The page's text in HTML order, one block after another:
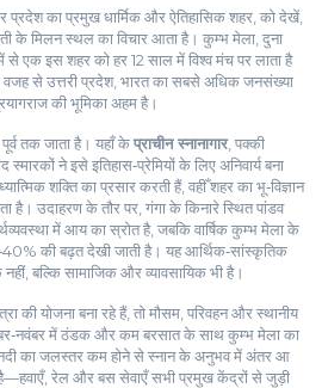
प्रदेश का प्रमुख धार्मिक और ऐतिहासिक शहर , को देखें,
के मिलन स्थलका विचार आता है। कुम्भ मेला दुना
में से एकइस शहर को हर 12 साल में विश्व मंच पर लाता है
वजह सेउत्तरी प्रदेश, भारत का सबसे अधिक जनसंख्या
की भूमिका अहम है।
तक जाता है। यहाँ केप्राचीन स्नानागार, पक्की
स्मारकों ने इसे इतिहास‑प्रेमियों के लिए अनिवार्य बना
शक्ति का प्रसार करती हैं, वहीँ शहर का भू‑विज्ञान
है। उदाहरण के तौर पर, गंगा के किनारे स्थित पांडव
में आय का स्रोत है, जबकि वार्षिक कुम्भ मेला के
की बढ़त देखी जाती है। यह आर्थिक‑सांस्कृतिक
बल्कि सामाजिक और व्यावसायिक भी है।
की योजना बना रहे हैं, तो मौसम, परिवहन और स्थानीय
में ठंडक और कम बरसात के साथ कुम्भ मेला का
का जलस्तर कम होने से स्नान के अनुभव में अंतर आ
रेल और बस सेवाएँ सभी प्रमुख केंद्रों से जुड़ी